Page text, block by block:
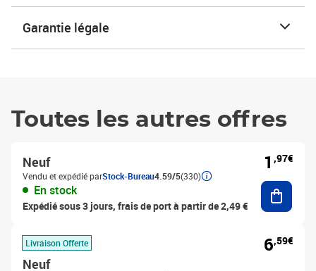
Garantie légale
Toutes les autres offres
Neuf
Vendu et expédié parStock-Bureau4.59/5(330)
En stock
Expédié sous 3 jours, frais de port à partir de 2,49 €
1 ,97€
Livraison Offerte
Neuf
6,59€